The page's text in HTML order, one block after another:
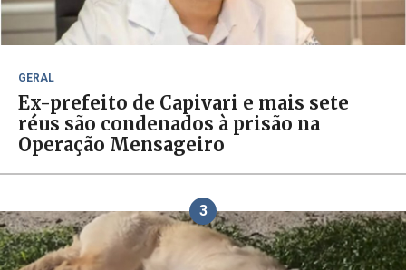
GERAL
Ex-prefeito de Capivari e mais sete
réus são condenados à prisão na
Operação Mensageiro
3